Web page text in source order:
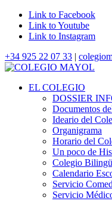
Link to Facebook
Link to Youtube
Link to Instagram
+34 925 22 07 33 |
EL COLEGIO
DOSSIER
Documentos
Ideario del
Organigrama
Horario del
Un poco de
Colegio
Calendario
Servicio
Servicio